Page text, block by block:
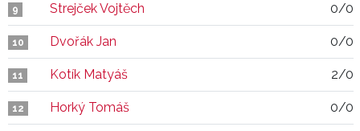
9 Strejček Vojtěch 0/0
10 Dvořák Jan 0/0
11 Kotík Matyáš 2/0
12 Horký Tomáš 0/0